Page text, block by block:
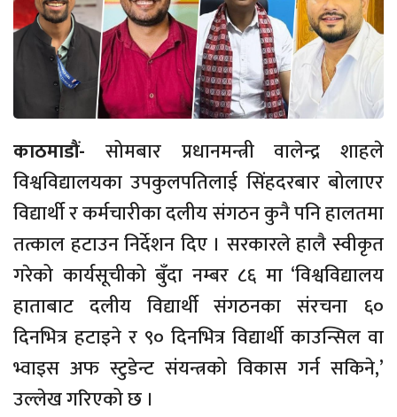
काठमाडौं- सोमबार प्रधानमन्त्री वालेन्द्र शाहले
विश्वविद्यालयका उपकुलपतिलाई सिंहदरबार बोलाएर
विद्यार्थी र कर्मचारीका दलीय संगठन कुनै पनि हालतमा
तत्काल हटाउन निर्देशन दिए । सरकारले हालै स्वीकृत
गरेको कार्यसूचीको बुँदा नम्बर ८६ मा ‘विश्वविद्यालय
हाताबाट दलीय विद्यार्थी संगठनका संरचना ६०
दिनभित्र हटाइने र ९० दिनभित्र विद्यार्थी काउन्सिल वा
भ्वाइस अफ स्टुडेन्ट संयन्त्रको विकास गर्न सकिने,’
उल्लेख गरिएको छ ।